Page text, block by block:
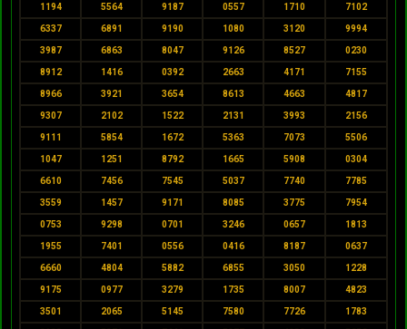
1194 5564 9187 0557 1710 7102
6337 6891 9190 1080 3120 9994
3987 6863 8047 9126 8527 0230
8912 1416 0392 2663 4171 7155
8966 3921 3654 8613 4663 4817
9307 2102 1522 2131 3993 2156
9111 5854 1672 5363 7073 5506
1047 1251 8792 1665 5908 0304
6610 7456 7545 5037 7740 7785
3559 1457 9171 8085 3775 7954
0753 9298 0701 3246 0657 1813
1955 7401 0556 0416 8187 0637
6660 4804 5882 6855 3050 1228
9175 0977 3279 1735 8007 4823
3501 2065 5145 7580 7726 1783